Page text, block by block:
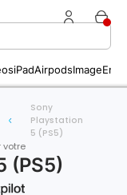
iPadAirpodsImage
Sony
Playstation
5 (PS5)
votre
(PS5)